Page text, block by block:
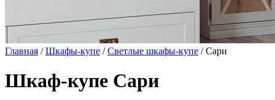
Главная /Шкафы-купе /Светлые шкафы-купе / Сари
Шкаф-купе Сари